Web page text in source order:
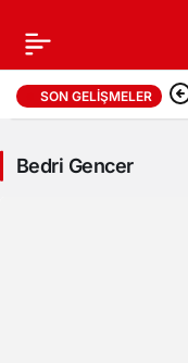
SON GELIŞMELER
Bedri Gencer